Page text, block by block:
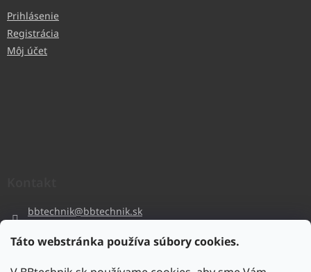
Táto webstránka používa súbory cookies.
Prihlásenie
Registrácia
Môj účet
bbtechnik@bbtechnik.sk